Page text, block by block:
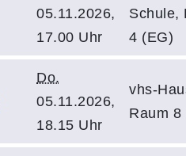
05.11.2026,
17.00 Uhr
Schule,
4 (EG)
Do.
05.11.2026,
18.15 Uhr
vhs-
Raum 8